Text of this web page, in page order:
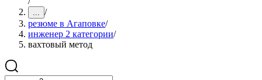
... /
резюме в Агаповке/
инженер 2 категории/
вахтовый метод